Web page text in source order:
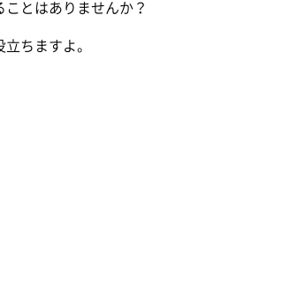
とはありませんか？
ちますよ。